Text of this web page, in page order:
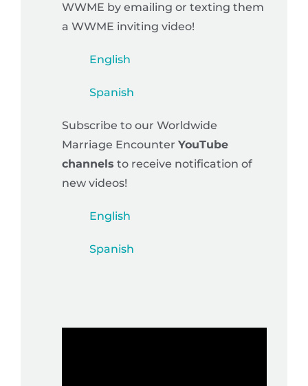
WWME by emailing or texting them
a WWME inviting video!
English
Spanish
Subscribe to our Worldwide
Marriage Encounter YouTube
channels to receive notification of
new videos!
English
Spanish